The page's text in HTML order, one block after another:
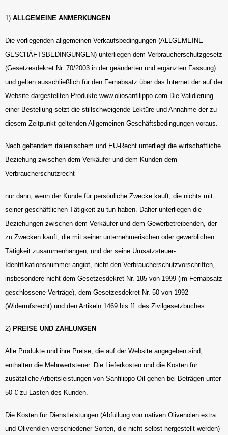
1) ALLGEMEINE ANMERKUNGEN
Die vorliegenden allgemeinen Verkaufsbedingungen (ALLGEMEINE
GESCHÄFTSBEDINGUNGEN) unterliegen dem Verbraucherschutzgesetz
(Gesetzesdekret Nr. 70/2003 in der geänderten und ergänzten Fassung)
und gelten ausschließlich für den Fernabsatz über das Internet der auf der
Website dargestellten Produkte www.oliosanfilippo.com Die Validierung
einer Bestellung setzt die stillschweigende Lektüre und Annahme der zu
diesem Zeitpunkt geltenden Allgemeinen Geschäftsbedingungen voraus.
Nach geltendem italienischem und EU-Recht unterliegt die wirtschaftliche
Beziehung zwischen dem Verkäufer und dem Kunden dem
Verbraucherschutzrecht
nur dann, wenn der Kunde für persönliche Zwecke kauft, die nichts mit
seiner geschäftlichen Tätigkeit zu tun haben. Daher unterliegen die
Beziehungen zwischen dem Verkäufer und dem Gewerbetreibenden, der
zu Zwecken kauft, die mit seiner unternehmerischen oder gewerblichen
Tätigkeit zusammenhängen, und der seine Umsatzsteuer-
Identifikationsnummer angibt, nicht den Verbraucherschutzvorschriften,
insbesondere nicht dem Gesetzesdekret Nr. 185 von 1999 (im Fernabsatz
geschlossene Verträge), dem Gesetzesdekret Nr. 50 von 1992
(Widerrufsrecht) und den Artikeln 1469 bis ff. des Zivilgesetzbuches.
2) PREISE UND ZAHLUNGEN
Alle Produkte und ihre Preise, die auf der Website angegeben sind,
enthalten die Mehrwertsteuer. Die Lieferkosten und die Kosten für
zusätzliche Arbeitsleistungen von Sanfilippo Oil gehen bei Beträgen unter
50 € zu Lasten des Kunden.
Die Kosten für Dienstleistungen (Abfüllung von nativen Olivenölen extra
und Olivenölen verschiedener Sorten, die nicht selbst hergestellt werden)